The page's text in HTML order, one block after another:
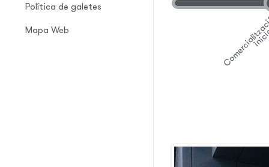
Política de galetes
Mapa Web